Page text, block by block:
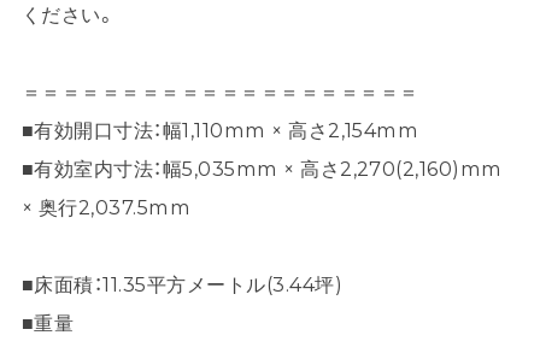
ください。
＝＝＝＝＝＝＝＝＝＝＝＝＝＝＝＝＝＝＝＝
■有効開口寸法：幅1,110mm × 高さ2,154mm
■有効室内寸法：幅5,035mm × 高さ2,270(2,160)mm
× 奥行2,037.5mm
■床面積：11.35平方メートル(3.44坪)
■重量